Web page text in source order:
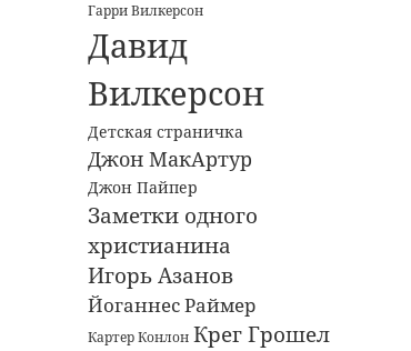
Гарри Вилкерсон
Давид
Вилкерсон
Детская страничка
Джон МакАртур
Джон Пайпер
Заметки одного
христианина
Игорь Азанов
Йоганнес Раймер
Картер Конлон Крег Грошел